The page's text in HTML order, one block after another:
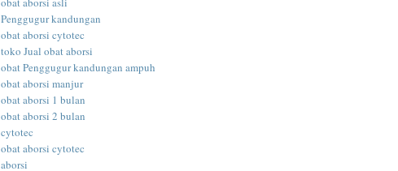
Penggugur kandungan
obat aborsi cytotec
toko Jual obat aborsi
obat Penggugur kandungan ampuh
obat aborsi manjur
obat aborsi 1 bulan
obat aborsi 2 bulan
cytotec
obat aborsi cytotec
aborsi